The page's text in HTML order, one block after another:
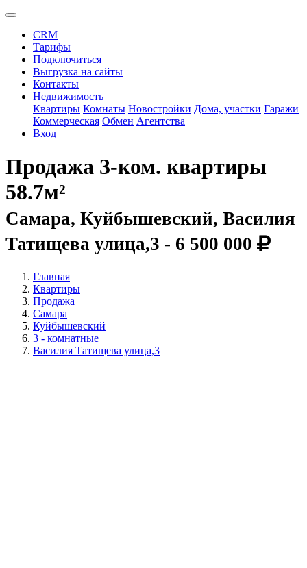
CRM
Тарифы
Подключиться
Выгрузка на сайты
Контакты
Недвижимость
Квартиры Комнаты Новостройки Дома, участки Гаражи
Коммерческая Обмен Агентства
Вход
Продажа 3-ком. квартиры
58.7м²
Самара, Куйбышевский, Василия
Татищева улица,3 - 6 500 000
Главная
Квартиры
Продажа
Самара
Куйбышевский
3 - комнатные
Василия Татищева улица,3